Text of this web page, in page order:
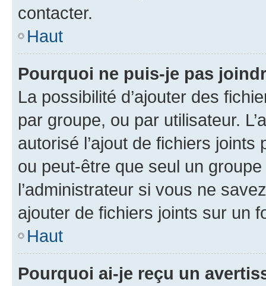
contacter.
Haut
Pourquoi ne puis-je pas
La possibilité d’ajouter des
par groupe, ou par utilisateur.
autorisé l’ajout de fichiers
ou peut-être que seul un
l’administrateur si vous ne
ajouter de fichiers joints sur un
Haut
Pourquoi ai-je reçu un